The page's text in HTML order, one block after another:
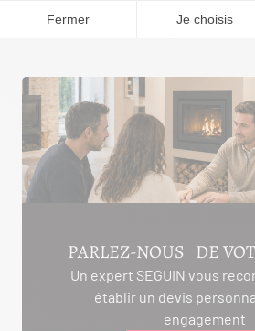
PARLEZ-NOUS DE
Un expert SEGUIN vous
établir un devis
engagement